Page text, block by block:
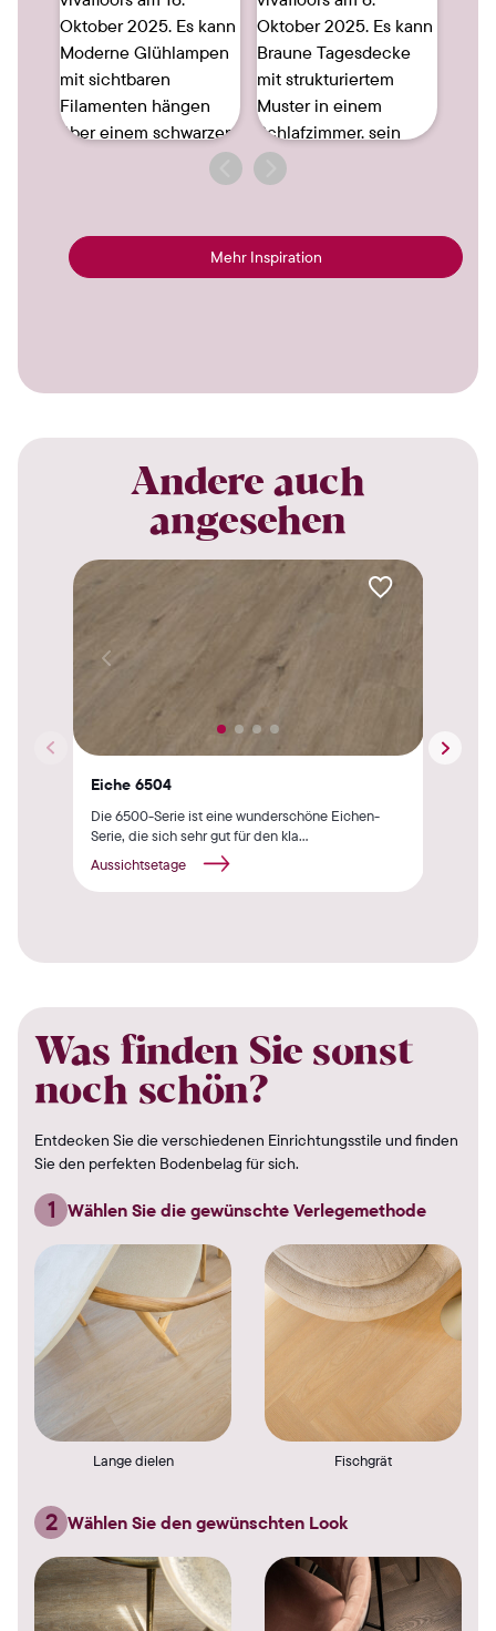
34
Mehr Inspiration
Andere auch
angesehen
Eiche 6504
Die 6500-Serie ist eine wunderschöne Eichen-
Serie, die sich sehr gut für den kla...
Aussichtsetage
Was finden Sie sonst
noch schön?
Entdecken Sie die verschiedenen Einrichtungsstile und finden
Sie den perfekten Bodenbelag für sich.
1 Wählen Sie die gewünschte Verlegemethode
Lange dielen Fischgrät
2 Wählen Sie den gewünschten Look